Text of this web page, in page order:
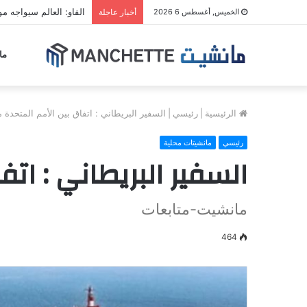
الخميس, أغسطس 6 2026 أخبار عاجلة الفاو: العالم سيواجه
الرئيسية رئيسي السفير البريطاني : اتفاق بين الأمم
رئيسي مانشيتات محلية
السفير البريطاني :
مانشيت-متابعات
464